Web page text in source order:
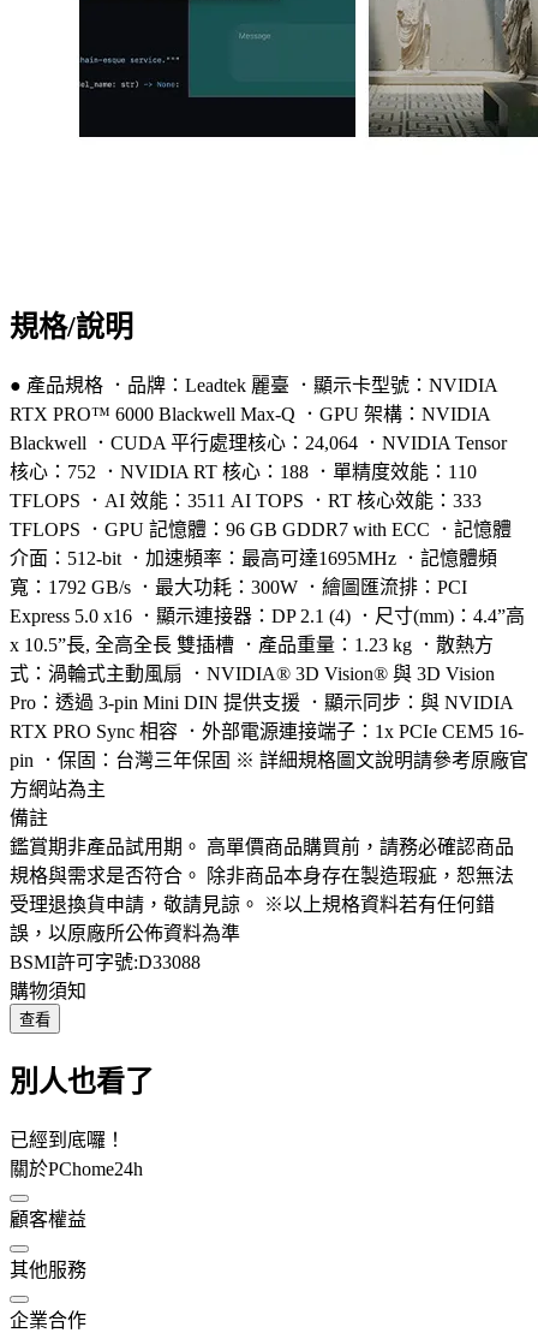
規格/說明
● 產品規格 ．品牌：Leadtek 麗臺 ．顯示卡型號：NVIDIA
RTX PRO™ 6000 Blackwell Max-Q ．GPU 架構：NVIDIA
Blackwell ．CUDA 平行處理核心：24,064 ．NVIDIA Tensor
核心：752 ．NVIDIA RT 核心：188 ．單精度效能：110
TFLOPS ．AI 效能：3511 AI TOPS ．RT 核心效能：333
TFLOPS ．GPU 記憶體：96 GB GDDR7 with ECC ．記憶體
介面：512-bit ．加速頻率：最高可達1695MHz ．記憶體頻
寬：1792 GB/s ．最大功耗：300W ．繪圖匯流排：PCI
Express 5.0 x16 ．顯示連接器：DP 2.1 (4) ．尺寸(mm)：4.4”高
x 10.5”長, 全高全長 雙插槽 ．產品重量：1.23 kg ．散熱方
式：渦輪式主動風扇 ．NVIDIA® 3D Vision® 與 3D Vision
Pro：透過 3-pin Mini DIN 提供支援 ．顯示同步：與 NVIDIA
RTX PRO Sync 相容 ．外部電源連接端子：1x PCIe CEM5 16-
pin ．保固：台灣三年保固 ※ 詳細規格圖文說明請參考原廠官
方網站為主
備註
鑑賞期非產品試用期。 高單價商品購買前，請務必確認商品
規格與需求是否符合。 除非商品本身存在製造瑕疵，恕無法
受理退換貨申請，敬請見諒。 ※以上規格資料若有任何錯
誤，以原廠所公佈資料為準
BSMI許可字號:D33088
購物須知
查看
別人也看了
已經到底囉！
關於PChome24h
顧客權益
其他服務
企業合作